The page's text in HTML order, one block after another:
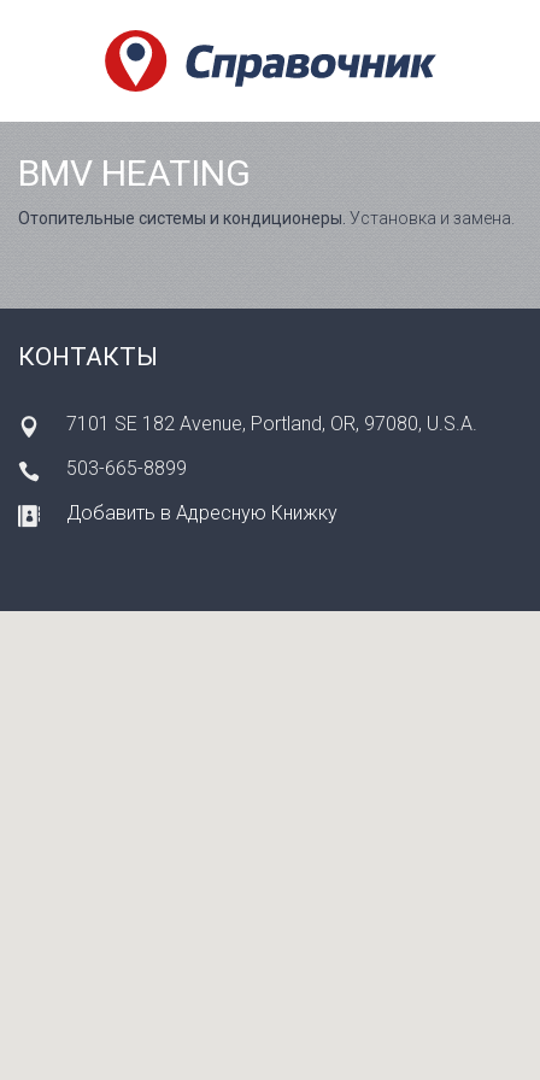
BMV HEATING
Отопительные системы и кондиционеры. Установка и замена.
КОНТАКТЫ
7101 SE 182 Avenue, Portland, OR, 97080, U.S.A.
503-665-8899
Добавить в Адресную Книжку